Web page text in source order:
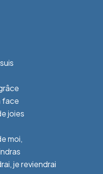
face
joies
moi,
je reviendrai